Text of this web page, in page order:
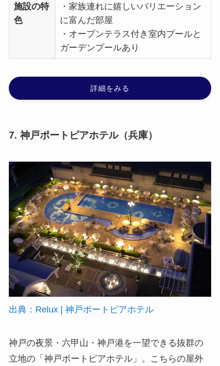
施設の特
色
・家族連れに嬉しいバリエーション
に富んだ部屋
・オープンテラス付き室内プールと
ガーデンプールあり
詳細をみる
7. 神戸ポートピアホテル（兵庫）
出典：Relux | 神戸ポートピアホテル
神戸の夜景・六甲山・神戸港を一望できる抜群の
立地の「神戸ポートピアホテル」。こちらの屋外